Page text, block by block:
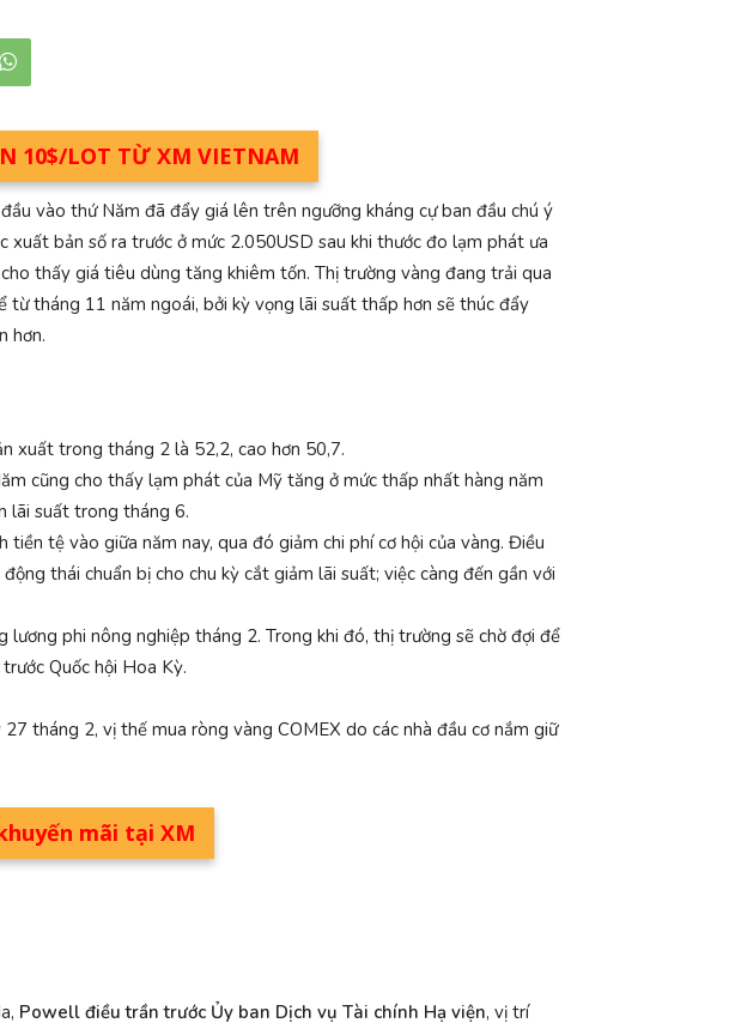
10$/LOT TỪ XM VIETNAM
vào thứ Năm đã đẩy giá lên trên ngưỡng kháng cự ban đầu chú ý
xuất bản số ra trước ở mức 2.050USD sau khi thước đo lạm phát ưa
thấy giá tiêu dùng tăng khiêm tốn. Thị trường vàng đang trải qua
từ tháng 11 năm ngoái, bởi kỳ vọng lãi suất thấp hơn sẽ thúc đẩy
hơn.
xuất trong tháng 2 là 52,2, cao hơn 50,7.
cũng cho thấy lạm phát của Mỹ tăng ở mức thấp nhất hàng năm
lãi suất trong tháng 6.
tệ vào giữa năm nay, qua đó giảm chi phí cơ hội của vàng. Điều
thái chuẩn bị cho chu kỳ cắt giảm lãi suất; việc càng đến gần với
phi nông nghiệp tháng 2. Trong khi đó, thị trường sẽ chờ đợi để
Quốc hội Hoa Kỳ.
tháng 2, vị thế mua ròng vàng COMEX do các nhà đầu cơ nắm giữ
mãi tại XM
Powell điều trần trước Ủy ban Dịch vụ Tài chính Hạ viện, vị trí